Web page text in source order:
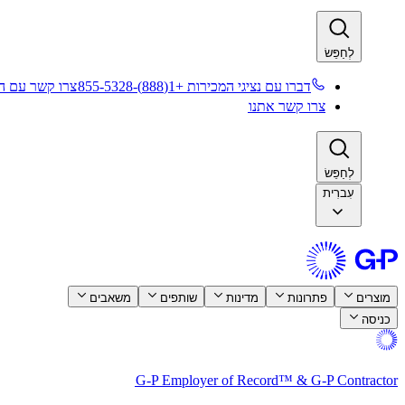
לְחַפֵּשׂ​​
דברו עם נציגי המכירות +1(888)-855-5328​​
צרו קשר עם
צרו קשר אתנו​​
לְחַפֵּשׂ​​
עִברִית
מוצרים​​ פתרונות​​ מדינות​​ שותפים​​
משאבים​​
כניסה​​
G-P Employer of Record™ & G-P Contractor​​